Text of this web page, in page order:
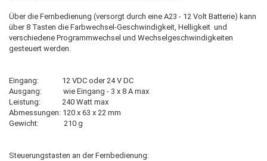
Über die Fernbedienung (versorgt durch eine A23 - 12 Volt Batterie) kann
über 8 Tasten die Farbwechsel-Geschwindigkeit, Helligkeit und
verschiedene Programmwechsel und Wechselgeschwindigkeiten
gesteuert werden.
Eingang: 12 VDC oder 24 V DC
Ausgang: wie Eingang - 3 x 8 A max
Leistung: 240 Watt max
Abmessungen: 120 x 63 x 22 mm
Gewicht: 210 g
Steuerungstasten an der Fernbedienung: